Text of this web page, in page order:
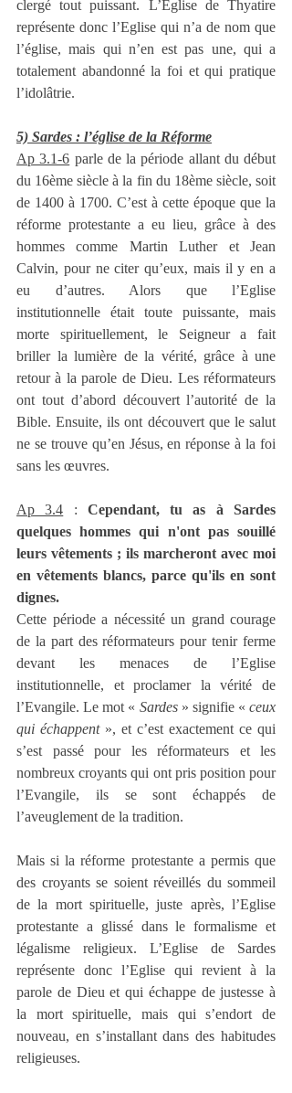
clergé tout puissant. L’Eglise de Thyatire
représente donc l’Eglise qui n’a de nom que
l’église, mais qui n’en est pas une, qui a
totalement abandonné la foi et qui pratique
l’idolâtrie.
5) Sardes : l’église de la Réforme
Ap 3.1-6 parle de la période allant du début
du 16ème siècle à la fin du 18ème siècle, soit
de 1400 à 1700. C’est à cette époque que la
réforme protestante a eu lieu, grâce à des
hommes comme Martin Luther et Jean
Calvin, pour ne citer qu’eux, mais il y en a
eu d’autres. Alors que l’Eglise
institutionnelle était toute puissante, mais
morte spirituellement, le Seigneur a fait
briller la lumière de la vérité, grâce à une
retour à la parole de Dieu. Les réformateurs
ont tout d’abord découvert l’autorité de la
Bible. Ensuite, ils ont découvert que le salut
ne se trouve qu’en Jésus, en réponse à la foi
sans les œuvres.
Ap 3.4 : Cependant, tu as à Sardes
quelques hommes qui n'ont pas souillé
leurs vêtements ; ils marcheront avec moi
en vêtements blancs, parce qu'ils en sont
dignes.
Cette période a nécessité un grand courage
de la part des réformateurs pour tenir ferme
devant les menaces de l’Eglise
institutionnelle, et proclamer la vérité de
l’Evangile. Le mot « Sardes » signifie « ceux
qui échappent », et c’est exactement ce qui
s’est passé pour les réformateurs et les
nombreux croyants qui ont pris position pour
l’Evangile, ils se sont échappés de
l’aveuglement de la tradition.
Mais si la réforme protestante a permis que
des croyants se soient réveillés du sommeil
de la mort spirituelle, juste après, l’Eglise
protestante a glissé dans le formalisme et
légalisme religieux. L’Eglise de Sardes
représente donc l’Eglise qui revient à la
parole de Dieu et qui échappe de justesse à
la mort spirituelle, mais qui s’endort de
nouveau, en s’installant dans des habitudes
religieuses.